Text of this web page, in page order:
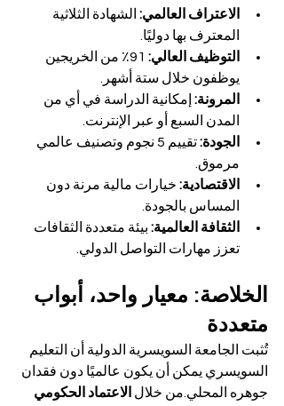
الاعتراف العالمي: الشهادة الثلاثية
المعترف بها دوليًا.
التوظيف العالي:
91٪ من الخريجين
يوظفون خلال ستة أشهر.
المرونة: إمكانية الدراسة في أي من
المدن السبع أو عبر الإنترنت.
الجودة:
تقييم 5 نجوم وتصنيف عالمي
مرموق.
الاقتصادية: خيارات مالية مرنة دون
المساس بالجودة.
الثقافة العالمية: بيئة متعددة الثقافات
تعزز مهارات التواصل الدولي.
الخلاصة: معيار واحد، أبواب
متعددة
تُثبت الجامعة السويسرية الدولية أن التعليم
السويسري يمكن أن يكون عالميًا دون فقدان
جوهره المحلي.من خلال الاعتماد الحكومي